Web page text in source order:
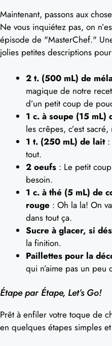
Maintenant, passons aux
Ne vous inquiétez pas, on
épisode de "MasterChef."
jolies petites descriptions
2 t. (500 mL) de
magique de notre
d’un petit coup de
1 c. à soupe (15 mL)
les crêpes, c’est
1 t. (250 mL) de lait:
tout.
2 oeufs : Le petit
besoin.
1 c. à thé (5 mL) de
rouge : Oh la la! On
dans tout ça.
Sucre à glacer, si
la finition.
Paillettes pour la
qui n’aime pas un
Étape par Étape, Let’s Go!
Prêt à enfiler votre toque de
en quelques étapes simples